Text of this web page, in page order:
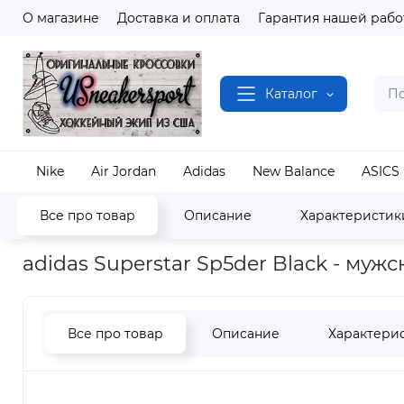
О магазине Доставка и оплата Гарантия нашей
Каталог
Nike Air Jordan Adidas New Balance ASICS
Все про товар Описание
Наш магазин Полный каталог кроссовок
adidas Superstar Sp5der Black -
Все про товар Описание